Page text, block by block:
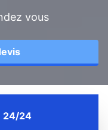
vous
24/24